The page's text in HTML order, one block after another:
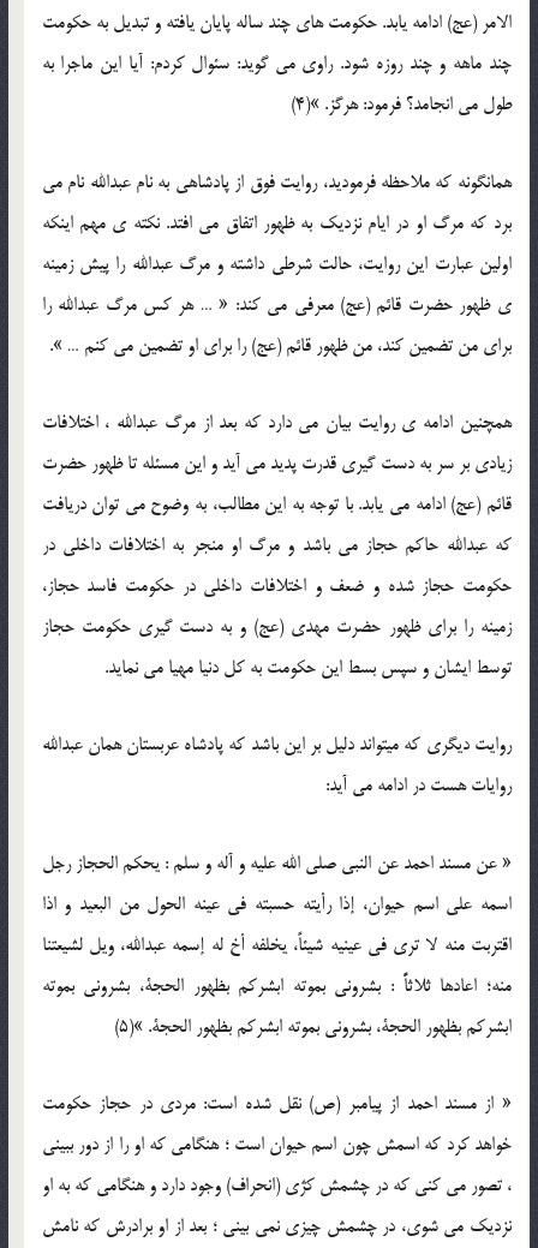
الامر (عج) ادامه یابد. حکومت های چند ساله پایان یافته و تبدیل به حکومت
چند ماهه و چند روزه شود. راوی می گوید: سئوال کردم: آیا این ماجرا به
طول می انجامد؟ فرمود: هرگز. »(4)
همانگونه که ملاحظه فرمودید، روایت فوق از پادشاهی به نام عبدالله نام می
برد که مرگ او در ایام نزدیک به ظهور اتفاق می افتد. نکته ي مهم اینکه
اولین عبارت این روایت، حالت شرطی داشته و مرگ عبدالله را پیش زمینه
ي ظهور حضرت قائم (عج) معرفی می کند: « … هر کس مرگ عبدالله را
برای من تضمین کند، من ظهور قائم (عج) را برای او تضمین می کنم … ».
همچنین ادامه ي روایت بیان می دارد که بعد از مرگ عبدالله ، اختلافات
زیادی بر سر به دست گیری قدرت پدید می آید و این مسئله تا ظهور حضرت
قائم (عج) ادامه می یابد. با توجه به این مطالب، به وضوح می توان دریافت
که عبدالله حاکم حجاز می باشد و مرگ او منجر به اختلافات داخلی در
حکومت حجاز شده و ضعف و اختلافات داخلي در حكومت فاسد حجاز،
زمینه را برای ظهور حضرت مهدي (عج) و به دست گیری حکومت حجاز
توسط ایشان و سپس بسط اين حكومت به كل دنيا مهیا می نماید.
روایت دیگری که میتواند دلیل بر این باشد که پادشاه عربستان همان عبدالله
روایات هست در ادامه می آید:
« عن مسند احمد عن النبی صلی الله علیه و آله و سلم : یحکم الحجاز رجل
اسمه علی اسم حیوان، إذا رأیته حسبته فی عینه الحول من البعید و اذا
اقتربت منه لا تری فی عینیه شیئاً، یخلفه أخ له إسمه عبدالله، ویل لشیعتنا
منه؛ اعادها ثلاثاًً : بشرونی بموته ابشرکم بظهور الحجة، بشرونی بموته
ابشرکم بظهور الحجة، بشرونی بموته ابشرکم بظهور الحجة. »(5)
« از مسند احمد از پیامبر (ص) نقل شده است: مردی در حجاز حکومت
خواهد کرد که اسمش چون اسم حیوان است ؛ هنگامی که او را از دور ببینی
، تصور می کنی که در چشمش کژی (انحراف) وجود دارد و هنگامی که به او
نزدیک می شوی، در چشمش چیزی نمی بینی ؛ بعد از او برادرش که نامش